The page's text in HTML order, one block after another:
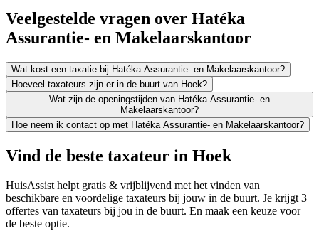
Veelgestelde vragen over Hatéka
Assurantie- en Makelaarskantoor
Wat kost een taxatie bij Hatéka Assurantie- en Makelaarskantoor?
Hoeveel taxateurs zijn er in de buurt van Hoek?
Wat zijn de openingstijden van Hatéka Assurantie- en
Makelaarskantoor?
Hoe neem ik contact op met Hatéka Assurantie- en Makelaarskantoor?
Vind de beste taxateur in Hoek
HuisAssist helpt gratis & vrijblijvend met het vinden van
beschikbare en voordelige taxateurs bij jouw in de buurt. Je krijgt 3
offertes van taxateurs bij jou in de buurt. En maak een keuze voor
de beste optie.